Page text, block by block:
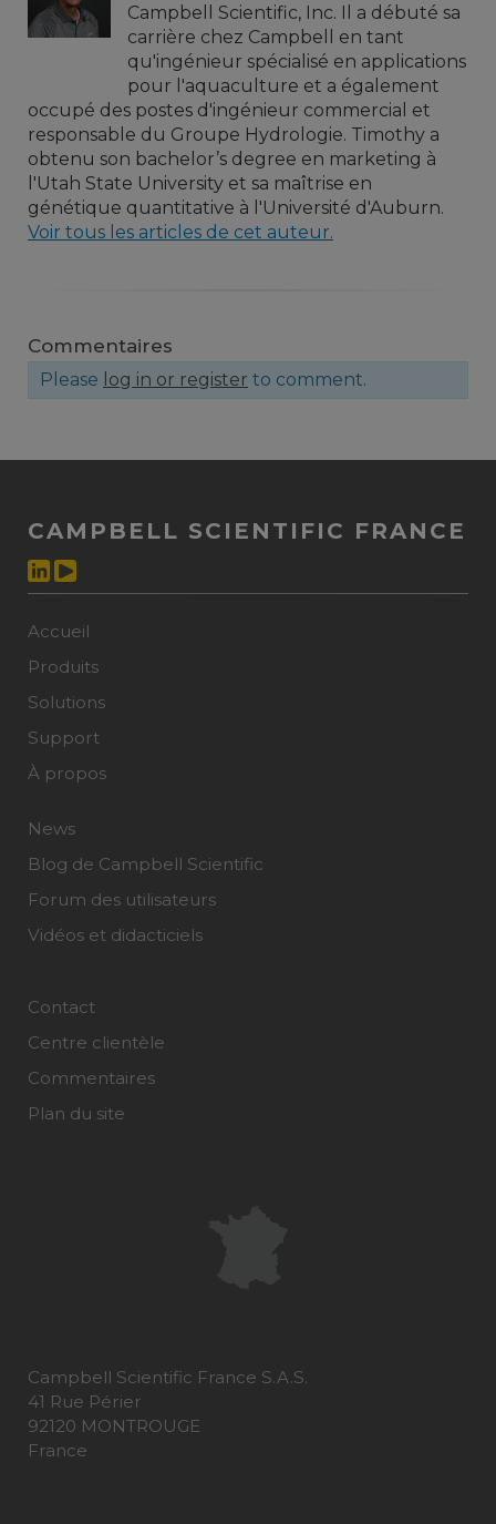
Campbell Scientific, Inc. Il a débuté sa
carrière chez Campbell en tant
qu'ingénieur spécialisé en applications
pour l'aquaculture et a également
occupé des postes d'ingénieur commercial et
responsable du Groupe Hydrologie. Timothy a
obtenu son bachelor’s degree en marketing à
l'Utah State University et sa maîtrise en
génétique quantitative à l'Université d'Auburn.
Voir tous les articles de cet auteur.
Commentaires
Please log in or register to comment.
CAMPBELL SCIENTIFIC FRANCE
Accueil
Produits
Solutions
Support
À propos
News
Blog de Campbell Scientific
Forum des utilisateurs
Vidéos et didacticiels
Contact
Centre clientèle
Commentaires
Plan du site
Campbell Scientific France S.A.S.
41 Rue Périer
92120 MONTROUGE
France